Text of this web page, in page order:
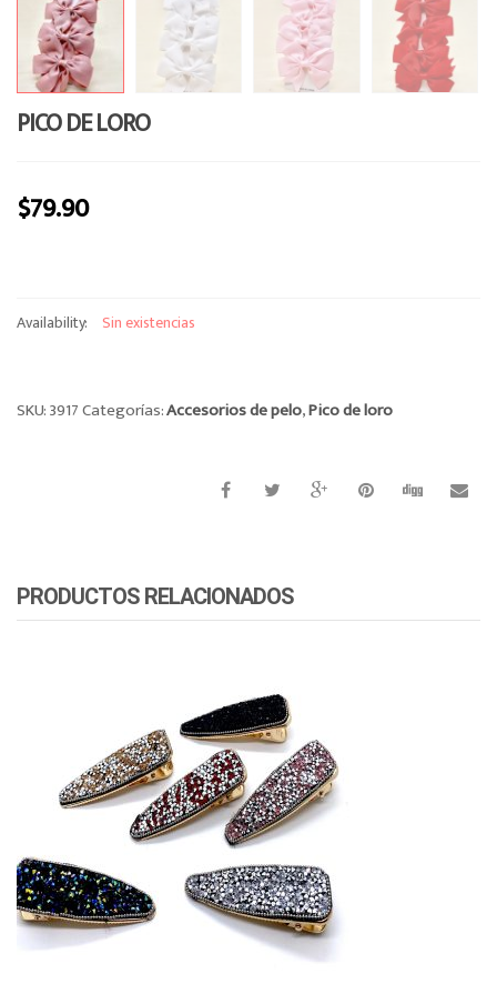
PICO DE LORO
$79.90
Availability: Sin existencias
SKU:3917Categorías:Accesorios de pelo,Pico de loro
PRODUCTOS RELACIONADOS